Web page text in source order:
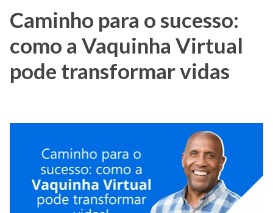
Caminho para o sucesso:
como a Vaquinha Virtual
pode transformar vidas